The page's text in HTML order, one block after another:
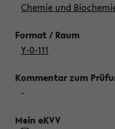
Chemie und
Y-0-111
-